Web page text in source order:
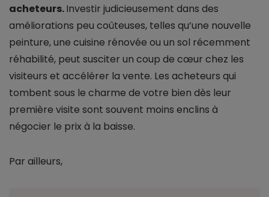
acheteurs.Investir judicieusement dans des
améliorations peu coûteuses, telles qu’une nouvelle
peinture, une cuisine rénovée ou un sol récemment
réhabilité, peut susciter un coup de cœur chez les
visiteurs et accélérer la vente. Les acheteurs qui
tombent sous le charme de votre bien dès leur
première visite sont souvent moins enclins à
négocier le prix à la baisse.
Par ailleurs,